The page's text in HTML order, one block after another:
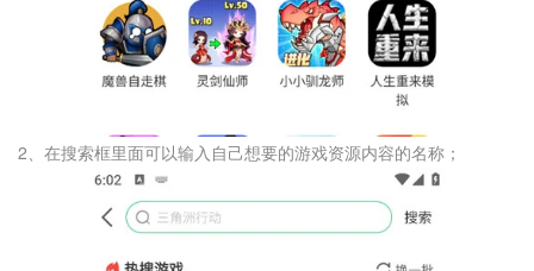
2、在搜索框里面可以输入自己想要的游戏资源内容的名称；